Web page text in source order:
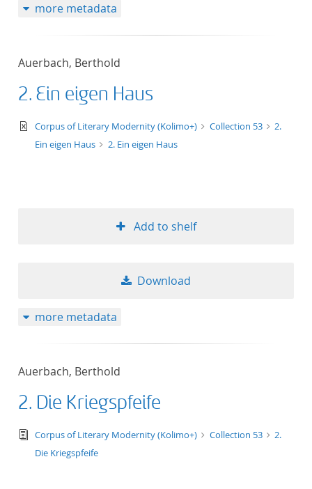
more metadata
Auerbach, Berthold
2. Ein eigen Haus
text/xml
Corpus of Literary Modernity (Kolimo+) Collection 53
2.
Ein eigen Haus
2. Ein eigen Haus
Add to shelf
Download
more metadata
Auerbach, Berthold
2. Die Kriegspfeife
text/tg.edition+tg.aggregation+xml
Corpus of Literary Modernity (Kolimo+) Collection 53
2.
Die Kriegspfeife